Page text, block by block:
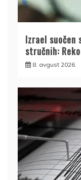
Izrael suočen
stručnih:
8. avgust 2026.